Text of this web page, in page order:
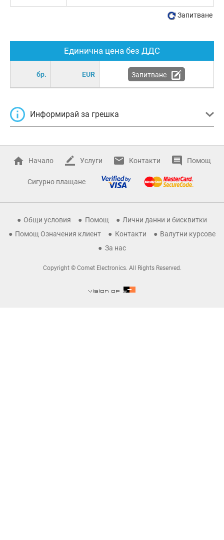
Единична цена без ДДС
бр. EUR Запитване
Информирай за грешка
Запитване
Начало Услуги Контакти Помощ
Сигурно плащане
Общи условия Помощ
Лични данни и бисквитки
Помощ Означения клиент
Контакти
Валутни курсове
За нас
Copyright © Comet Electronics. All Rights Reserved.